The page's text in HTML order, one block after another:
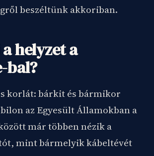
beszéltünk akkoriban.
helyzet a
bal?
korlát: bárkit és bármikor
az Egyesült Államokban a
már többen nézik a
mint bármelyik kábeltévét